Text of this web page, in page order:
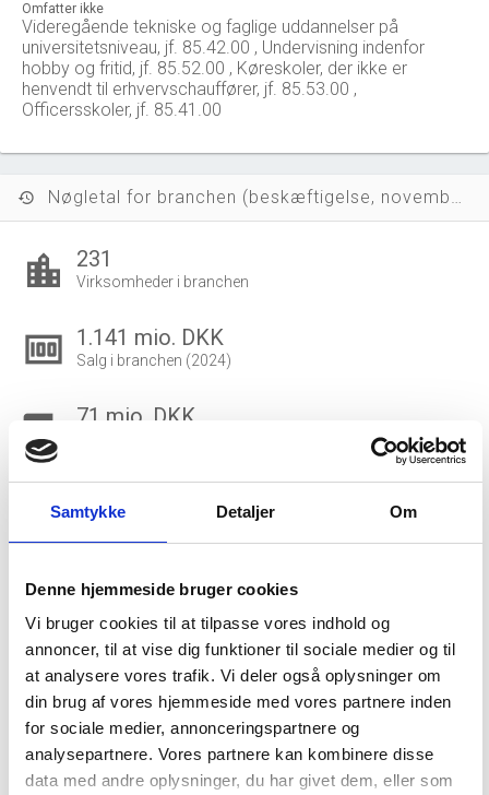
Samtykke Detaljer Om
Denne hjemmeside bruger cookies
Vi bruger cookies til at tilpasse vores indhold og
annoncer, til at vise dig funktioner til sociale medier og til
at analysere vores trafik. Vi deler også oplysninger om
din brug af vores hjemmeside med vores partnere inden
for sociale medier, annonceringspartnere og
analysepartnere. Vores partnere kan kombinere disse
data med andre oplysninger, du har givet dem, eller som
Omfatter ikke
Videregående tekniske og faglige uddannelser på
universitetsniveau, jf. 85.42.00 , Undervisning indenfor
hobby og fritid, jf. 85.52.00 , Køreskoler, der ikke er
henvendt til erhvervschauffører, jf. 85.53.00 ,
Officersskoler, jf. 85.41.00
history Nøgletal for branchen (beskæftigelse, november 2023)
location_city 231
Virksomheder i branchen
money 1.141 mio. DKK
Salg i branchen (2024)
local_shipping 71 mio. DKK
account_balance_wallet Gns. lønsum pr. fuldtidsbeskæftiget
people_outline Beskæftigede i branchen
group 20.138
Fuldtidsbeskæftigede i branchen
11.774
Beskæftigede kvinder i branchen